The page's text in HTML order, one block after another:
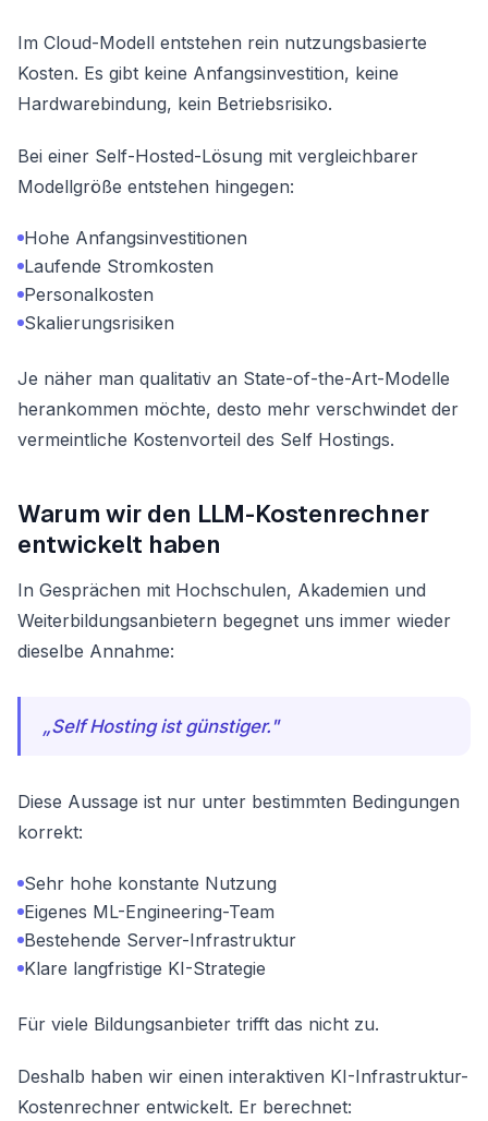
Im Cloud-Modell entstehen rein nutzungsbasierte
Kosten. Es gibt keine Anfangsinvestition, keine
Hardwarebindung, kein Betriebsrisiko.
Bei einer Self-Hosted-Lösung mit vergleichbarer
Modellgröße entstehen hingegen:
Hohe Anfangsinvestitionen
Laufende Stromkosten
Personalkosten
Skalierungsrisiken
Je näher man qualitativ an State-of-the-Art-Modelle
herankommen möchte, desto mehr verschwindet der
vermeintliche Kostenvorteil des Self Hostings.
Warum wir den LLM-Kostenrechner
entwickelt haben
In Gesprächen mit Hochschulen, Akademien und
Weiterbildungsanbietern begegnet uns immer wieder
dieselbe Annahme:
„Self Hosting ist günstiger."
Diese Aussage ist nur unter bestimmten Bedingungen
korrekt:
Sehr hohe konstante Nutzung
Eigenes ML-Engineering-Team
Bestehende Server-Infrastruktur
Klare langfristige KI-Strategie
Für viele Bildungsanbieter trifft das nicht zu.
Deshalb haben wir einen interaktiven KI-Infrastruktur-
Kostenrechner entwickelt. Er berechnet: